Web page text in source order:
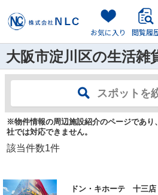
お気に入り 閲覧履
大阪市淀川区の生活雑
スポットを
※物件情報の周辺施設紹介のページであり
社では対応できません。
該当件数1件
ドン・キホーテ 十三店